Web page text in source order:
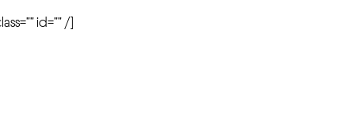
id=”” /]